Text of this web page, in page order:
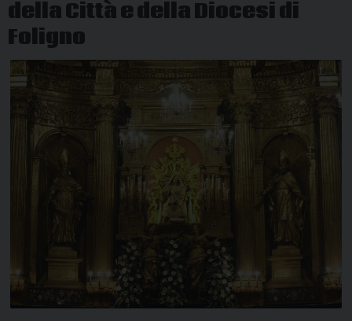
della Città e della Diocesi di
Foligno